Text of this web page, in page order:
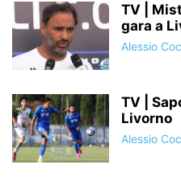
TV |
gara a
Alessio
TV |
Livorno
Alessio